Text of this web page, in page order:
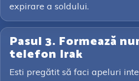
expirare a soldului.
Pasul 3. Formează
telefon Irak
Esti pregătit să faci apeluri